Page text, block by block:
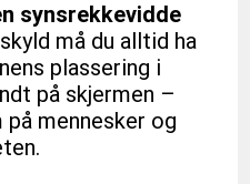
synsrekkevidde
må du alltid ha
plassering i
på skjermen –
mennesker og